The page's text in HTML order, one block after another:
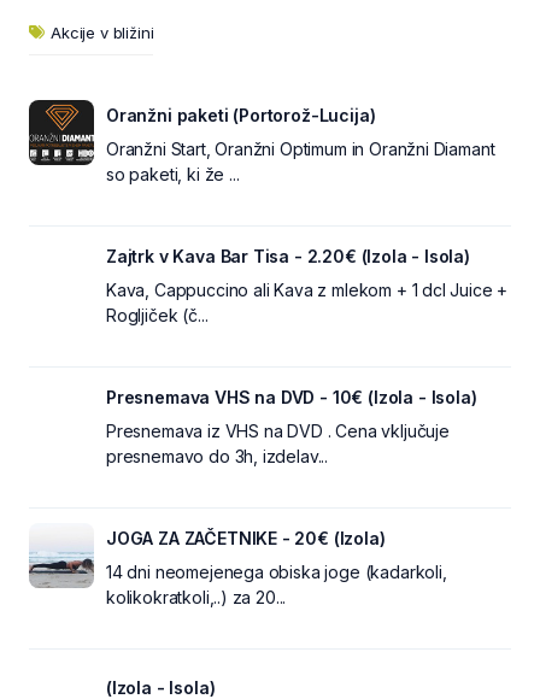
Akcije v bližini
Oranžni paketi (Portorož-Lucija)
Oranžni Start, Oranžni Optimum in Oranžni Diamant
so paketi, ki že ...
Zajtrk v Kava Bar Tisa - 2.20€ (Izola - Isola)
Kava, Cappuccino ali Kava z mlekom + 1 dcl Juice +
Rogljiček (č...
Presnemava VHS na DVD - 10€ (Izola - Isola)
Presnemava iz VHS na DVD . Cena vključuje
presnemavo do 3h, izdelav...
JOGA ZA ZAČETNIKE - 20€ (Izola)
14 dni neomejenega obiska joge (kadarkoli,
kolikokratkoli,..) za 20...
(Izola - Isola)